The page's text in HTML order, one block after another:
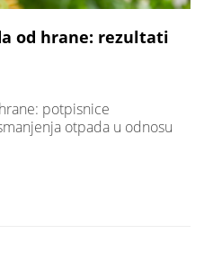
od hrane: rezultati
potpisnice
otpada u odnosu